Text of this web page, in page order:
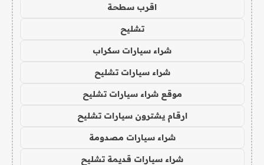
اقرب سطحة
تشليح
شراء سيارات سكراب
شراء سيارات تشليح
موقع شراء سيارات تشليح
ارقام يشترون سيارات تشليح
شراء سيارات مصدومة
شراء سيارات قديمة تشليح